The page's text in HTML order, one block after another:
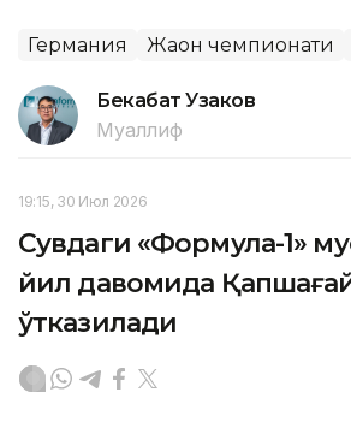
Германия Жаҳон чемпионати
Бекабат Узаков
Муаллиф
19:15, 30 Июл 2026
Сувдаги «Формула-1»
йил давомида
ўтказилади